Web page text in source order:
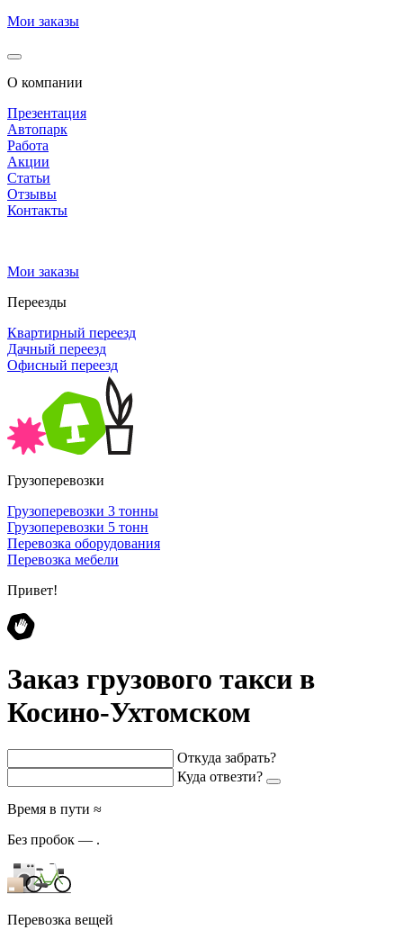
Мои заказы
О компании
Презентация
Автопарк
Работа
Акции
Статьи
Отзывы
Контакты
Мои заказы
Переезды
Квартирный переезд
Дачный переезд
Офисный переезд
Грузоперевозки
Грузоперевозки 3 тонны
Грузоперевозки 5 тонн
Перевозка оборудования
Перевозка мебели
Привет!
Заказ грузового такси в
Косино-Ухтомском
Откуда забрать?
Куда отвезти?
Время в пути ≈
Без пробок — .
Перевозка вещей